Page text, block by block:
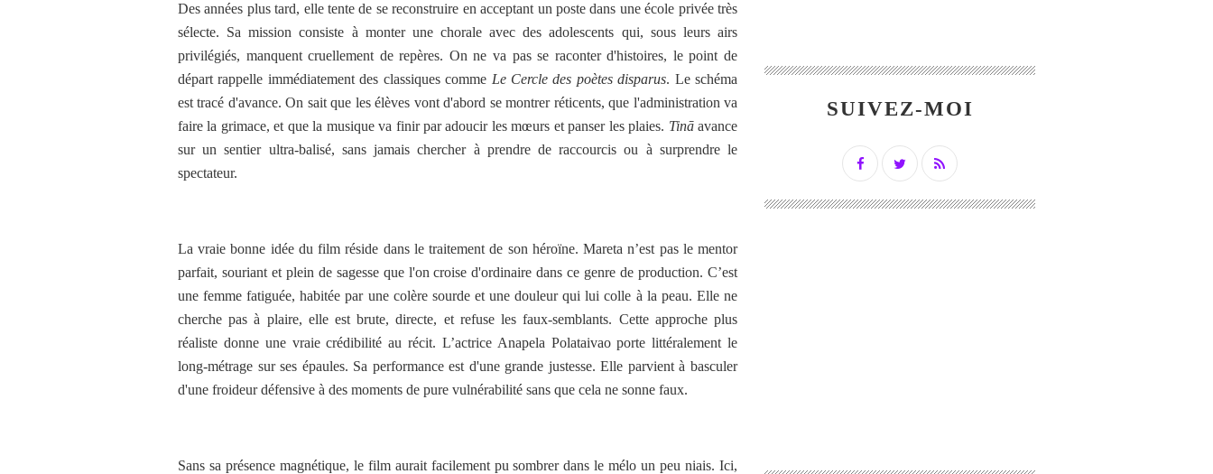
Des années plus tard, elle tente de se reconstruire en acceptant un poste dans une école privée très
sélecte. Sa mission consiste à monter une chorale avec des adolescents qui, sous leurs airs
privilégiés, manquent cruellement de repères. On ne va pas se raconter d'histoires, le point de
départ rappelle immédiatement des classiques comme Le Cercle des poètes disparus. Le schéma
est tracé d'avance. On sait que les élèves vont d'abord se montrer réticents, que l'administration va
faire la grimace, et que la musique va finir par adoucir les mœurs et panser les plaies. Tināavance
sur un sentier ultra-balisé, sans jamais chercher à prendre de raccourcis ou à surprendre le
spectateur.
La vraie bonne idée du film réside dans le traitement de son héroïne. Mareta n’est pas le mentor
parfait, souriant et plein de sagesse que l'on croise d'ordinaire dans ce genre de production. C’est
une femme fatiguée, habitée par une colère sourde et une douleur qui lui colle à la peau. Elle ne
cherche pas à plaire, elle est brute, directe, et refuse les faux-semblants. Cette approche plus
réaliste donne une vraie crédibilité au récit. L’actrice Anapela Polataivao porte littéralement le
long-métrage sur ses épaules. Sa performance est d'une grande justesse. Elle parvient à basculer
d'une froideur défensive à des moments de pure vulnérabilité sans que cela ne sonne faux.
Sans sa présence magnétique, le film aurait facilement pu sombrer dans le mélo un peu niais. Ici,
SUIVEZ-MOI